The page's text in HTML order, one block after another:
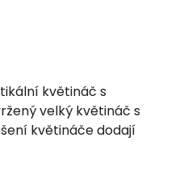
květináč s
velký květináč s
květináče dodají